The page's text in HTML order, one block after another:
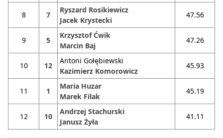
8 7
Ryszard Rosikiewicz
Jacek Krystecki
47.56
9 5
Krzysztof Ćwik
Marcin Baj
47.26
10 12
Antoni Gołębiewski
Kazimierz Komorowicz
45.93
11 1
Maria Huzar
Marek Filak
45.19
12 10
Andrzej Stachurski
Janusz Żyła
41.11